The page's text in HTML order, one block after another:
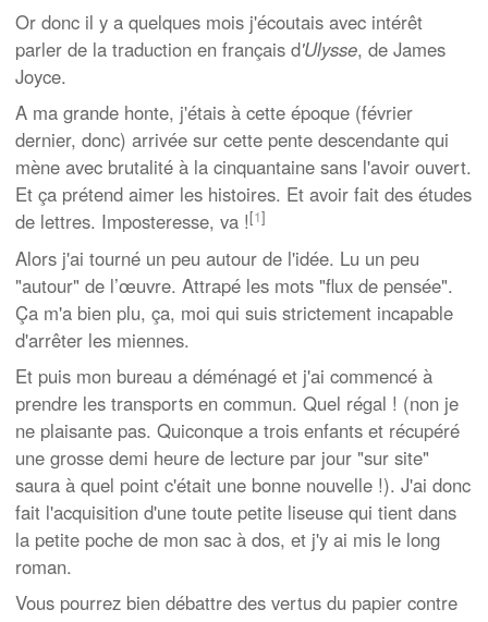
Or donc il y a quelques mois j'écoutais avec intérêt
parler de la traduction en français d'Ulysse, de James
Joyce.
A ma grande honte, j'étais à cette époque (février
dernier, donc) arrivée sur cette pente descendante qui
mène avec brutalité à la cinquantaine sans l'avoir ouvert.
Et ça prétend aimer les histoires. Et avoir fait des études
de lettres. Imposteresse, va ![1]
Alors j'ai tourné un peu autour de l'idée. Lu un peu
"autour" de l’œuvre. Attrapé les mots "flux de pensée".
Ça m'a bien plu, ça, moi qui suis strictement incapable
d'arrêter les miennes.
Et puis mon bureau a déménagé et j'ai commencé à
prendre les transports en commun. Quel régal ! (non je
ne plaisante pas. Quiconque a trois enfants et récupéré
une grosse demi heure de lecture par jour "sur site"
saura à quel point c'était une bonne nouvelle !). J'ai donc
fait l'acquisition d'une toute petite liseuse qui tient dans
la petite poche de mon sac à dos, et j'y ai mis le long
roman.
Vous pourrez bien débattre des vertus du papier contre